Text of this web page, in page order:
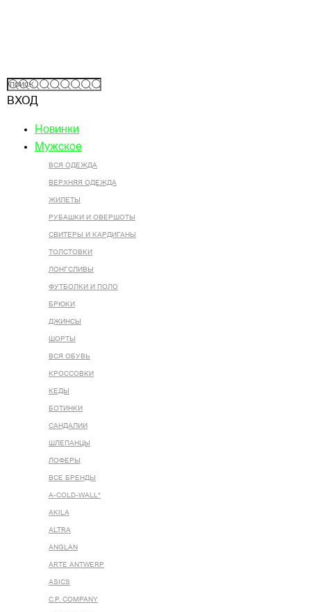
ВХОД
Новинки
Мужское
ВСЯ ОДЕЖДА
ВЕРХНЯЯ ОДЕЖДА
ЖИЛЕТЫ
РУБАШКИ И ОВЕРШОТЫ
СВИТЕРЫ И КАРДИГАНЫ
ТОЛСТОВКИ
ЛОНГСЛИВЫ
ФУТБОЛКИ И ПОЛО
БРЮКИ
ДЖИНСЫ
ШОРТЫ
ВСЯ ОБУВЬ
КРОССОВКИ
КЕДЫ
БОТИНКИ
САНДАЛИИ
ШЛЕПАНЦЫ
ЛОФЕРЫ
ВСЕ БРЕНДЫ
A-COLD-WALL*
AKILA
ALTRA
ANGLAN
ARTE ANTWERP
ASICS
C.P. COMPANY